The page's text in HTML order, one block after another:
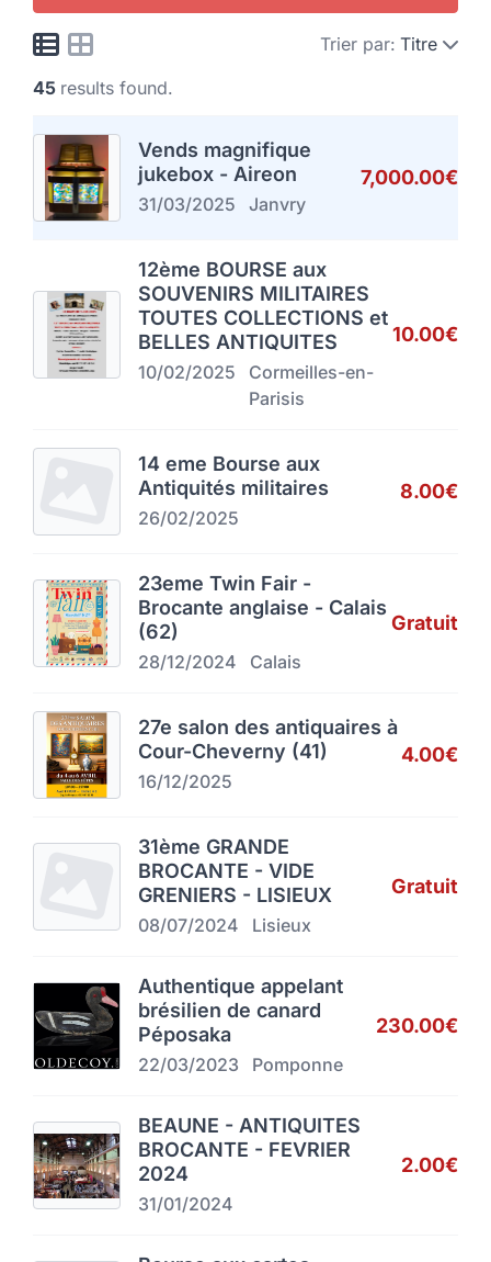
Trier par: Titre
45 results found.
Vends magnifique
jukebox - Aireon
31/03/2025 Janvry
7,000.00€
12ème BOURSE aux
SOUVENIRS MILITAIRES
TOUTES COLLECTIONS et
BELLES ANTIQUITES
10/02/2025
Cormeilles-en-
Parisis
10.00€
14 eme Bourse aux
Antiquités militaires
26/02/2025
8.00€
23eme Twin Fair -
Brocante anglaise - Calais
(62)
28/12/2024 Calais
Gratuit
27e salon des antiquaires à
Cour-Cheverny (41)
16/12/2025
4.00€
31ème GRANDE
BROCANTE - VIDE
GRENIERS - LISIEUX
08/07/2024 Lisieux
Gratuit
Authentique appelant
brésilien de canard
Péposaka
22/03/2023 Pomponne
230.00€
BEAUNE - ANTIQUITES
BROCANTE - FEVRIER
2024
31/01/2024
2.00€